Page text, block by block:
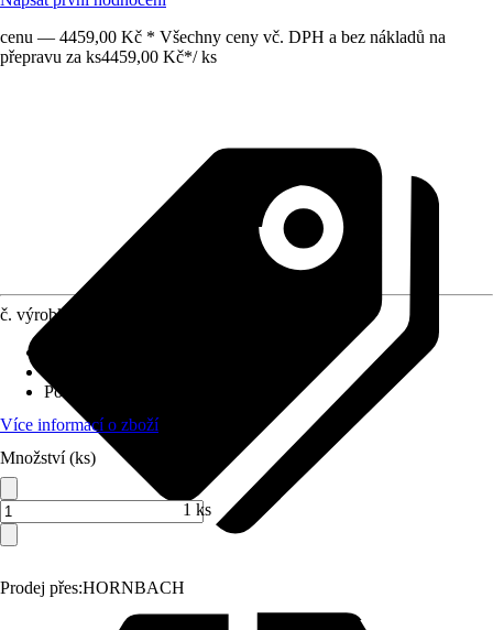
cenu — 4459,00 Kč * Všechny ceny vč. DPH a bez nákladů na
přepravu za ks4459,00 Kč*/ ks
Prodej přes:HORNBACH
č. výrobku
Počet strun
Více informací o zboží
Množství (ks)
1 ks